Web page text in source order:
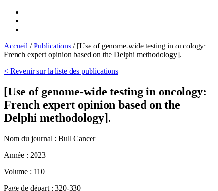
Accueil /Publications / [Use of genome-wide testing in oncology:
French expert opinion based on the Delphi methodology].
< Revenir sur la liste des publications
[Use of genome-wide testing in oncology:
French expert opinion based on the
Delphi methodology].
Nom du journal : Bull Cancer
Année : 2023
Volume : 110
Page de départ : 320-330